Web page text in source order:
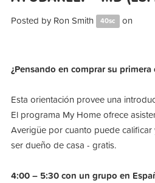
Posted by Ron Smith 40sc on
¿Pensando en comprar su
Esta orientación provee una
El programa My Home ofrece
Averigüe por cuanto puede
ser dueño de casa - gratis.
4:00 – 5:30 con un grupo en